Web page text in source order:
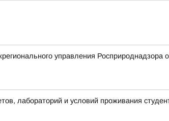
управления
лабораторий и условий проживания